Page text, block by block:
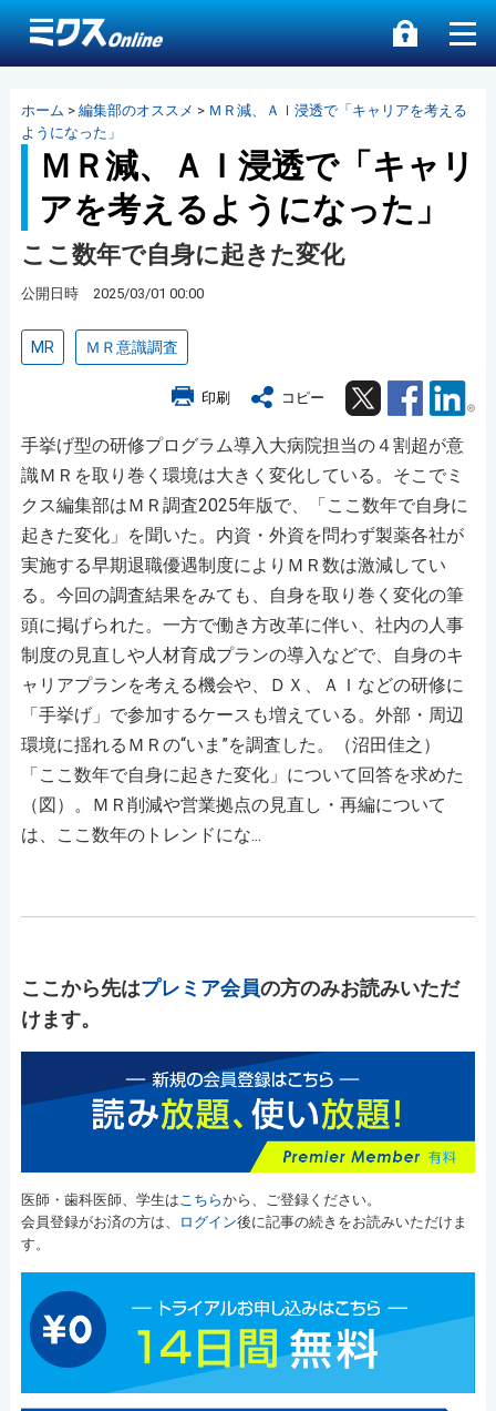
ホーム > 編集部のオススメ > ＭＲ減、ＡＩ浸透で「キャリアを考える
ようになった」
ＭＲ減、ＡＩ浸透で「キャリ
アを考えるようになった」
ここ数年で自身に起きた変化
公開日時 2025/03/01 00:00
MR ＭＲ意識調査
印刷 コピー Twitter Facebook
手挙げ型の研修プログラム導入大病院担当の４割超が意
識ＭＲを取り巻く環境は大きく変化している。そこでミ
クス編集部はＭＲ調査2025年版で、「ここ数年で自身に
起きた変化」を聞いた。内資・外資を問わず製薬各社が
実施する早期退職優遇制度によりＭＲ数は激減してい
る。今回の調査結果をみても、自身を取り巻く変化の筆
頭に掲げられた。一方で働き方改革に伴い、社内の人事
制度の見直しや人材育成プランの導入などで、自身のキ
ャリアプランを考える機会や、ＤＸ、ＡＩなどの研修に
「手挙げ」で参加するケースも増えている。外部・周辺
環境に揺れるＭＲの“いま”を調査した。（沼田佳之）
「ここ数年で自身に起きた変化」について回答を求めた
（図）。ＭＲ削減や営業拠点の見直し・再編について
は、ここ数年のトレンドにな...
ここから先はプレミア会員の方のみお読みいただ
けます。
医師・歯科医師、学生は こちらから、ご登録ください。
会員登録がお済の方は、
ログイン後に記事の続きをお読みいただけま
す。